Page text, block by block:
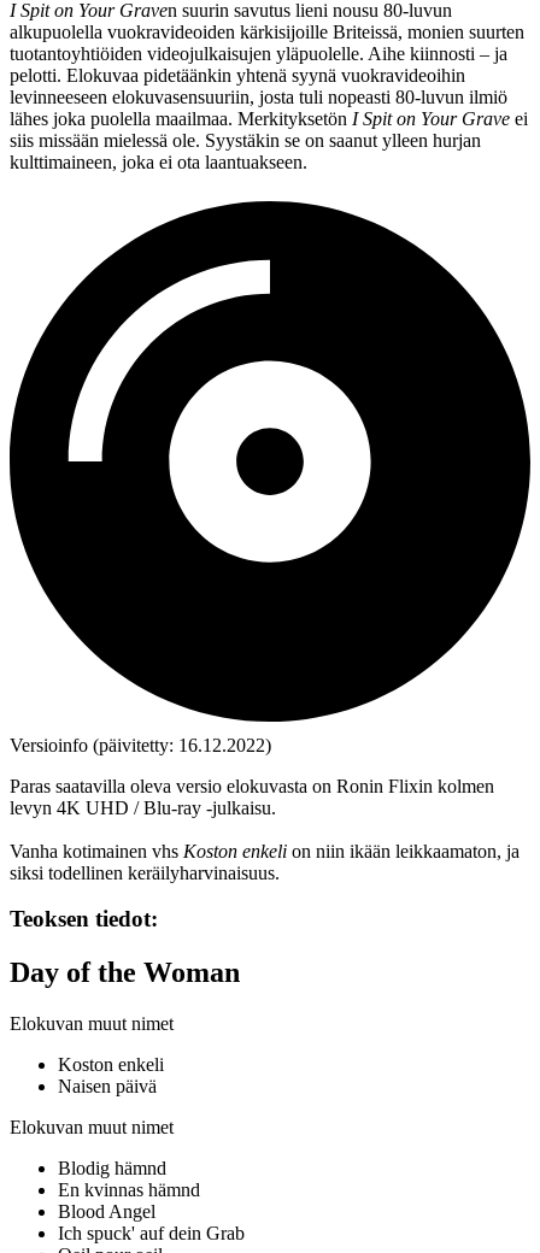
I Spit on Your Graven suurin savutus lieni nousu 80‑luvun
alkupuolella vuokravideoiden kärkisijoille Briteissä, monien suurten
tuotantoyhtiöiden videojulkaisujen yläpuolelle. Aihe kiinnosti – ja
pelotti. Elokuvaa pidetäänkin yhtenä syynä vuokravideoihin
levinneeseen elokuvasensuuriin, josta tuli nopeasti 80‑luvun ilmiö
lähes joka puolella maailmaa. Merkityksetön I Spit on Your Grave ei
siis missään mielessä ole. Syystäkin se on saanut ylleen hurjan
kulttimaineen, joka ei ota laantuakseen.
Versioinfo (päivitetty: 16.12.2022)
Paras saatavilla oleva versio elokuvasta on Ronin Flixin kolmen
levyn 4K UHD / Blu‑ray ‑julkaisu.
Vanha kotimainen vhs Koston enkeli on niin ikään leikkaamaton, ja
siksi todellinen keräilyharvinaisuus.
Teoksen tiedot:
Day of the Woman
Elokuvan muut nimet
Koston enkeli
Naisen päivä
Elokuvan muut nimet
Blodig hämnd
En kvinnas hämnd
Blood Angel
Ich spuck' auf dein Grab